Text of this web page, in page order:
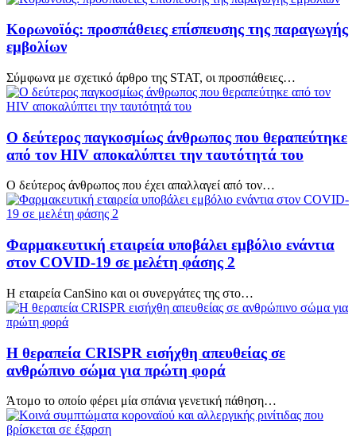
Κορωνοϊός: προσπάθειες επίσπευσης της παραγωγής
εμβολίων
Σύμφωνα με σχετικό άρθρο της STAT, οι προσπάθειες…
Ο δεύτερος παγκοσμίως άνθρωπος που θεραπεύτηκε
από τον HIV αποκαλύπτει την ταυτότητά του
Ο δεύτερος άνθρωπος που έχει απαλλαγεί από τον…
Φαρμακευτική εταιρεία υποβάλει εμβόλιο ενάντια
στον COVID-19 σε μελέτη φάσης 2
Η εταιρεία CanSino και οι συνεργάτες της στο…
Η θεραπεία CRISPR εισήχθη απευθείας σε
ανθρώπινο σώμα για πρώτη φορά
Άτομο το οποίο φέρει μία σπάνια γενετική πάθηση…